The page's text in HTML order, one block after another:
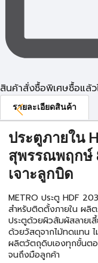
สินค้าสั่งซื้อพิเศษซื้อแล้
รายละเอียดสินค้า
ประตูภายใน
สุพรรณพฤกษ์
เจาะลูกบิด
METRO ประตู HDF
สำหรับติดตั้งภายใน ผลิ
ประตูด้วยผิวสัมผัสลายเ
ด้วยวัสดุจากไม้ทดแทน
ผลิตวัตถุดิบเองทุกขั้นต
จนถึงมือลูกค้า